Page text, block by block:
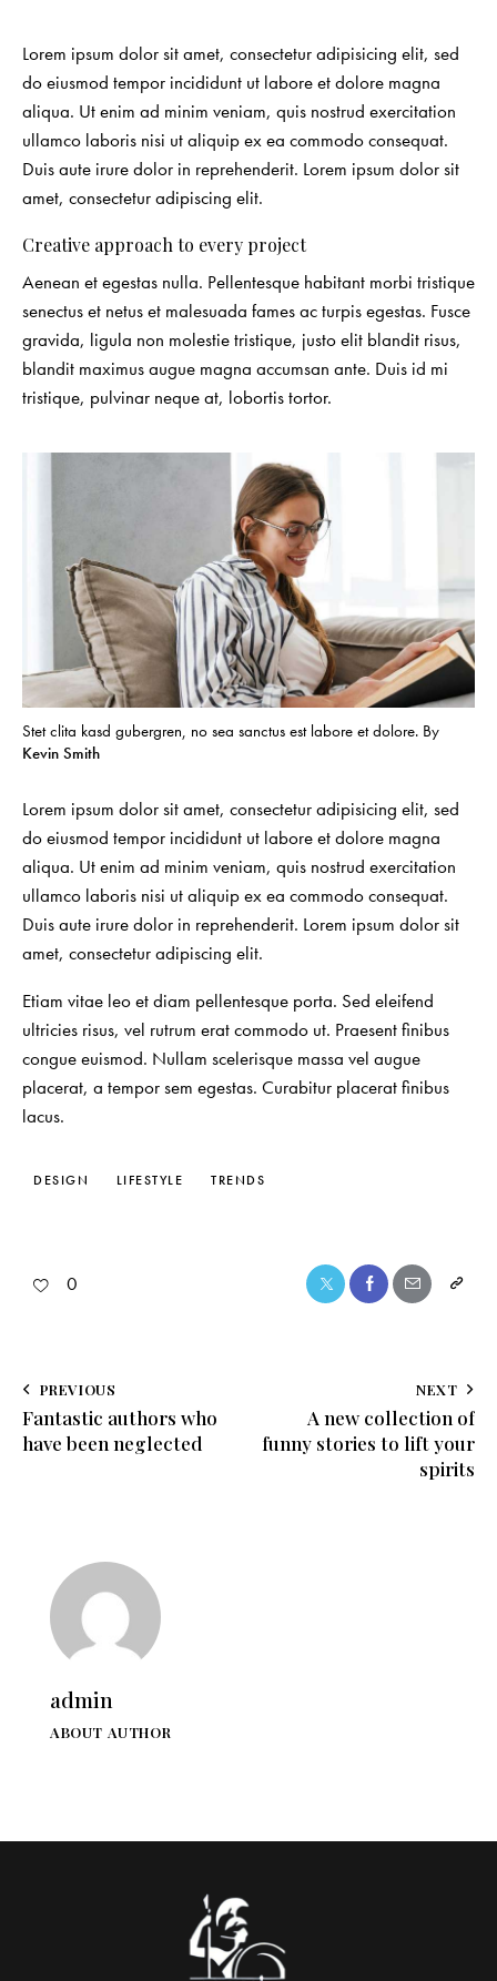
Lorem ipsum dolor sit amet, consectetur adipisicing elit, sed
do eiusmod tempor incididunt ut labore et dolore magna
aliqua. Ut enim ad minim veniam, quis nostrud exercitation
ullamco laboris nisi ut aliquip ex ea commodo consequat.
Duis aute irure dolor in reprehenderit. Lorem ipsum dolor sit
amet, consectetur adipiscing elit.
Creative approach to every project
Aenean et egestas nulla. Pellentesque habitant morbi tristique
senectus et netus et malesuada fames ac turpis egestas. Fusce
gravida, ligula non molestie tristique, justo elit blandit risus,
blandit maximus augue magna accumsan ante. Duis id mi
tristique, pulvinar neque at, lobortis tortor.
Stet clita kasd gubergren, no sea sanctus est labore et dolore. By
Kevin Smith
Lorem ipsum dolor sit amet, consectetur adipisicing elit, sed
do eiusmod tempor incididunt ut labore et dolore magna
aliqua. Ut enim ad minim veniam, quis nostrud exercitation
ullamco laboris nisi ut aliquip ex ea commodo consequat.
Duis aute irure dolor in reprehenderit. Lorem ipsum dolor sit
amet, consectetur adipiscing elit.
Etiam vitae leo et diam pellentesque porta. Sed eleifend
ultricies risus, vel rutrum erat commodo ut. Praesent finibus
congue euismod. Nullam scelerisque massa vel augue
placerat, a tempor sem egestas. Curabitur placerat finibus
lacus.
DESIGN LIFESTYLE TRENDS
0
PREVIOUS
Fantastic authors who
have been neglected
NEXT
A new collection of
funny stories to lift your
spirits
admin
ABOUT AUTHOR